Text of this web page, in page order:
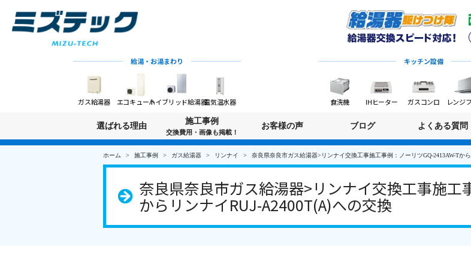
給湯・お湯まわり
ガス給湯器 エコキュートハイブリッド給湯器電気温水器
キッチン設備
食洗機 IHヒーター ガスコンロ レンジ
選ばれる理由
施工事例
交換費用・画像も掲載！
お客様の声 ブログ よくある質問
ホーム 施工事例 ガス給湯器 リンナイ 奈良県奈良市ガス給湯器>リンナイ交換工事施工事例：ノーリツGQ-2413AW-Tか
奈良県奈良市ガス給湯器>リンナイ交換工事施工
からリンナイRUJ-A2400T(A)への交換